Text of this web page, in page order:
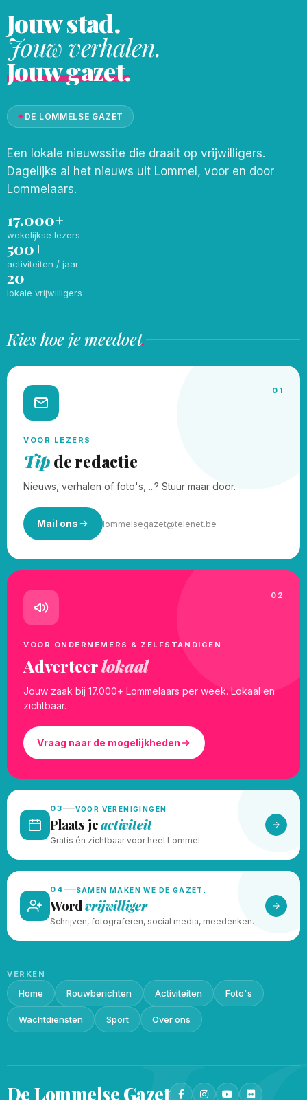
Jouw stad.
Jouw verhalen.
Jouw gazet.
✦DE LOMMELSE GAZET
Een lokale nieuwssite die draait op vrijwilligers.
Dagelijks al het nieuws uit Lommel, voor en door
Lommelaars.
17.000+
wekelijkse lezers
500+
activiteiten / jaar
20+
lokale vrijwilligers
Kies hoe je meedoet.
01
VOOR LEZERS
Tipde redactie
Nieuws, verhalen of foto's, ...? Stuur maar door.
Mail ons lommelsegazet@telenet.be
02
VOOR ONDERNEMERS & ZELFSTANDIGEN
Adverteerlokaal
Jouw zaak bij 17.000+ Lommelaars per week. Lokaal en
zichtbaar.
Vraag naar de mogelijkheden
03 VOOR VERENIGINGEN
Plaats jeactiviteit
Gratis én zichtbaar voor heel Lommel.
04 SAMEN MAKEN WE DE GAZET.
Wordvrijwilliger
Schrijven, fotograferen, social media, meedenken.
VERKEN
Home Rouwberichten Activiteiten Foto's
Wachtdiensten Sport Over ons
De LommelseGazet